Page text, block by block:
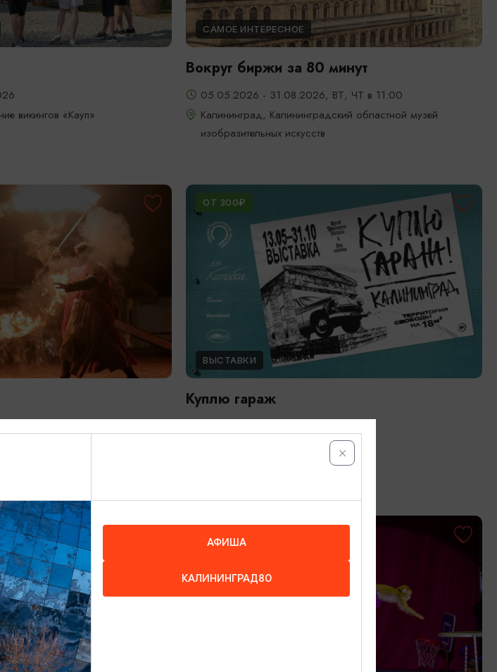
викингов «Кауп»
САМОЕ ИНТЕРЕСНОЕ
Вокруг биржи за 80 минут
05.05.2026 - 31.08.2026, ВТ, ЧТ в 11:00
Калининград, Калининградский областной музей
изобразительных искусств
викингов «Кауп»
ОТ 300₽
ВЫСТАВКИ
Куплю гараж
Калининград, Музей «Дом китобоя»
АФИША
КАЛИНИНГРАД80